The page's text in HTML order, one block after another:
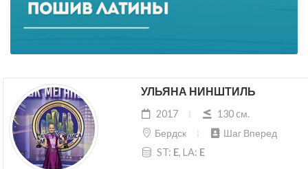
УЛЬЯНА НИНШТИЛЬ
2017
130 cм.
Бердск
Шаг Вперед
ST: E, LA: E